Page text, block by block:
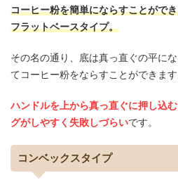
コーヒー粉を簡単にならすことがで
フラットベースタイプ。
その名の通り、底は真っ直ぐの平に
てコーヒー粉をならすことができます
ハンドルを上から真っ直ぐに押し込
グがしやすく失敗しづらいです。
コンベックスタイプ